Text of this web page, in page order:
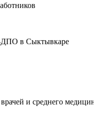
в Сыктывкаре
и среднего